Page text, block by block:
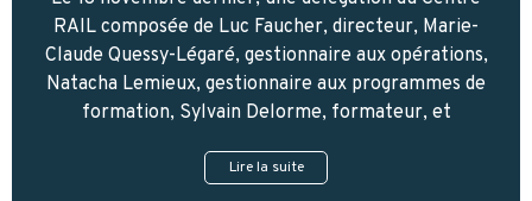
RAIL composée de Luc Faucher, directeur, Marie-
Claude Quessy-Légaré, gestionnaire aux opérations,
Natacha Lemieux, gestionnaire aux programmes de
formation, Sylvain Delorme, formateur, et
Lire la suite